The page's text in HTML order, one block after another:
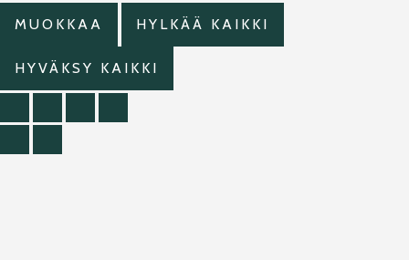
MUOKKAA HYLKÄÄ KAIKKI
HYVÄKSY KAIKKI